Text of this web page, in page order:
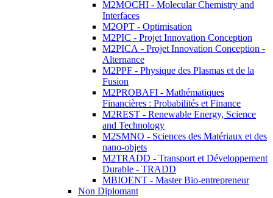
M2MOCHI - Molecular Chemistry and
Interfaces
M2OPT - Optimisation
M2PIC - Projet Innovation Conception
M2PICA - Projet Innovation Conception -
Alternance
M2PPF - Physique des Plasmas et de la
Fusion
M2PROBAFI - Mathématiques
Financières : Probabilités et Finance
M2REST - Renewable Energy, Science
and Technology
M2SMNO - Sciences des Matériaux et des
nano-objets
M2TRADD - Transport et Développement
Durable - TRADD
MBIOENT - Master Bio-entrepreneur
Non Diplomant